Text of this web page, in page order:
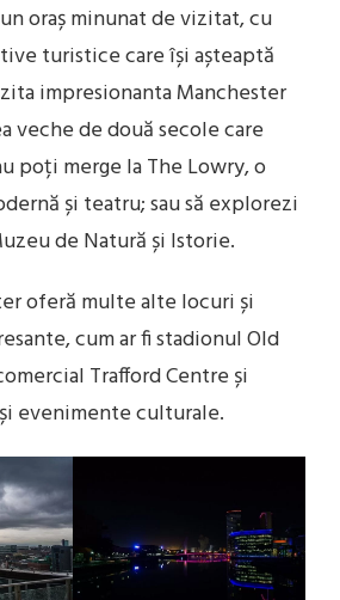
oraș minunat de vizitat, cu
turistice care își așteaptă
impresionanta Manchester
veche de două secole care
poți merge la The Lowry, o
și teatru; sau să explorezi
de Natură și Istorie.
oferă multe alte locuri și
cum ar fi stadionul Old
Trafford Centre și
evenimente culturale.